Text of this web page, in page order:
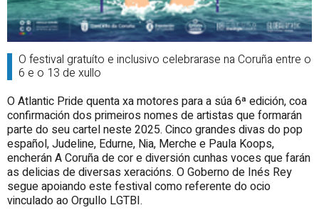
O festival gratuíto e inclusivo celebrarase na Coruña entre o
6 e o 13 de xullo
O Atlantic Pride quenta xa motores para a súa 6ª edición, coa
confirmación dos primeiros nomes de artistas que formarán
parte do seu cartel neste 2025. Cinco grandes divas do pop
español, Judeline, Edurne, Nia, Merche e Paula Koops,
encherán A Coruña de cor e diversión cunhas voces que farán
as delicias de diversas xeracións. O Goberno de Inés Rey
segue apoiando este festival como referente do ocio
vinculado ao Orgullo LGTBI.